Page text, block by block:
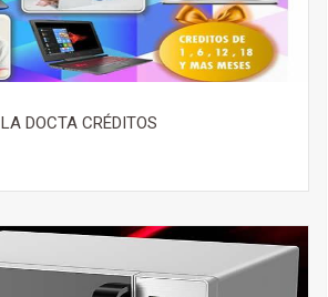
LA DOCTA CRÉDITOS